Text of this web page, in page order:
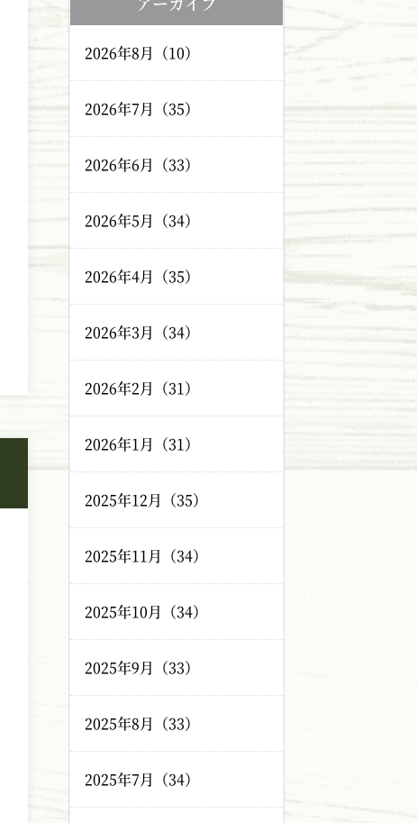
2026年8月（10）
2026年7月（35）
2026年6月（33）
2026年5月（34）
2026年4月（35）
2026年3月（34）
2026年2月（31）
2026年1月（31）
2025年12月（35）
2025年11月（34）
2025年10月（34）
2025年9月（33）
2025年8月（33）
2025年7月（34）